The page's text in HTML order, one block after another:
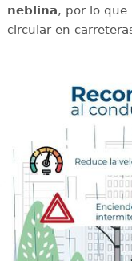
neblina, por lo que
circular en